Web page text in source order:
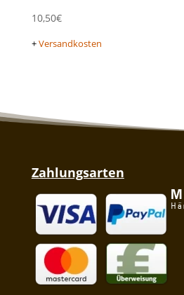
10,50€
+Versandkosten
Zahlungsarten